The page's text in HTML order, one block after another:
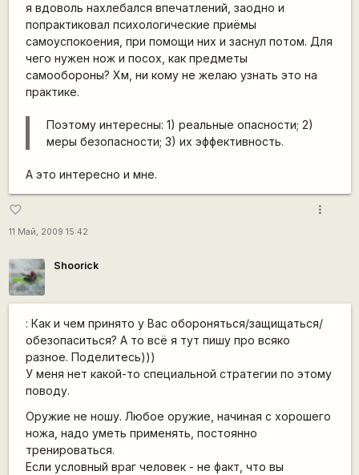
я вдоволь нахлебался впечатлений, заодно и
попрактиковал психологические приёмы
самоуспокоения, при помощи них и заснул потом. Для
чего нужен нож и посох, как предметы
самообороны? Хм, ни кому не желаю узнать это на
практике.
Поэтому интересны: 1) реальные опасности; 2)
меры безопасности; 3) их эффективность.
А это интересно и мне.
favorite_border
11 Май, 2009 15:42
more_vert
Shoorick
: Как и чем принято у Вас обороняться/защищаться/
обезопаситься? А то всё я тут пишу про всяко
разное. Поделитесь)))
У меня нет какой-то специальной стратегии по этому
поводу.
Оружие не ношу. Любое оружие, начиная с хорошего
ножа, надо уметь применять, постоянно
тренироваться.
Если условный враг человек - не факт, что вы